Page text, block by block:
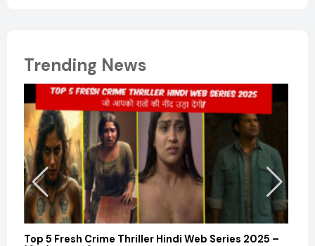
Trending News
Top 5 Fresh Crime Thriller Hindi Web Series 2025 –